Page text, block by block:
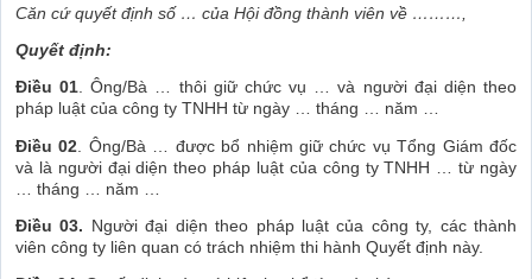
Căn cứ quyết định số … của Hội đồng thành viên về ………,
Quyết định:
Điều 01. Ông/Bà … thôi giữ chức vụ … và người đại diện theo
pháp luật của công ty TNHH từ ngày … tháng … năm …
Điều 02 . Ông/Bà … được bổ nhiệm giữ chức vụ Tổng Giám đốc
và là người đại diện theo pháp luật của công ty TNHH … từ ngày
… tháng … năm …
Điều 03. Người đại diện theo pháp luật của công ty, các thành
viên công ty liên quan có trách nhiệm thi hành Quyết định này.